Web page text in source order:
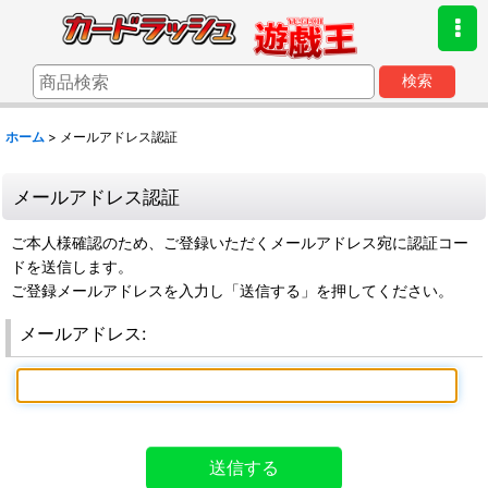
検索
ホーム > メールアドレス認証
メールアドレス認証
ご本人様確認のため、ご登録いただくメールアドレス宛に認証コー
ドを送信します。
ご登録メールアドレスを入力し「送信する」を押してください。
メールアドレス:
送信する